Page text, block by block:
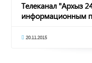
Телеканал "Архыз
информационным
20.11.2015